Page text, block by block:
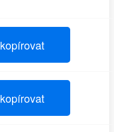
kopírovat
kopírovat